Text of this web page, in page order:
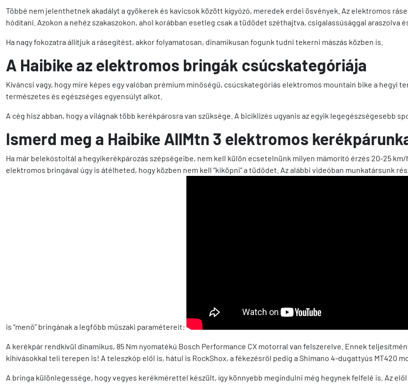
Többé nem jelenthetnek akadályt a gyökerek és kavicsok között kígyózó, meredek erdei ösvények. Az elektromos
hódítani. Azokon a nehéz szakaszokon, ahol korábban esetleg csak a tüdődet széthajtva, csigalassúsággal
Ha nagy fokozatra állítjuk a rásegítést, akkor folyamatosan, dinamikusan fogunk tudni tekerni mászás közben is.
A Haibike az elektromos bringák csúcskategóriája
Kíváncsi vagy, hogy mire képes egy valóban prémium minőségű, csúcskategóriás elektromos mountain bike a hegyi
természetes és egészséges egyensúlyt alkot.
A cég hisz abban, hogy a világnak több kerékpárosra van szüksége. A biciklizés ugyanis az egyik legegészségesebb
Ismerd meg a Haibike AllMtn 3 elektromos
Ha már belekóstoltál a hegyikerékpározás szépségeibe, nem kell külön ecsetelnünk milyen mámorító érzés 20-25 km/
elektromos bringával úgy is átélheted, hogy közben nem kell “kiköpni” a tüdődet. Az alábbi videóban munkatársunk
is “menő” bringának a legfőbb műszaki paramétereit:
A kerékpár rendkívül dinamikus, 85 Nm nyomatékú Bosch Performance CX motorral van felszerelve. Ennek
kihívásokkal teli terepen is! A teleszkóp elől is, hátul is RockShox, a fékezésről pedig a Shimano 4-dugattyús MT420
A bringa különlegessége, hogy vegyes kerékmérettel készült, így könnyebb megindulni még hegynek felfelé is. Az